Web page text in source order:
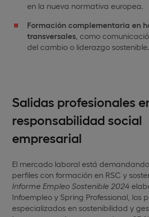
en la nueva normativa europea.
Formación complementaria en
transversales , como
del cambio o liderazgo sostenible.
Salidas profesionales
responsabilidad social
empresarial
El mercado laboral está
perfiles con formación en RSC y
Informe Empleo Sostenible 2024
Infoempleo y Spring Professional, los
especializados en sostenibilidad y